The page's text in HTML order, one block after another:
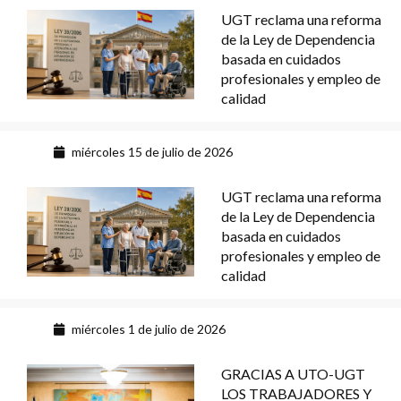
UGT reclama una reforma
de la Ley de Dependencia
basada en cuidados
profesionales y empleo de
calidad
miércoles 15 de julio de 2026
UGT reclama una reforma
de la Ley de Dependencia
basada en cuidados
profesionales y empleo de
calidad
miércoles 1 de julio de 2026
GRACIAS A UTO-UGT
LOS TRABAJADORES Y